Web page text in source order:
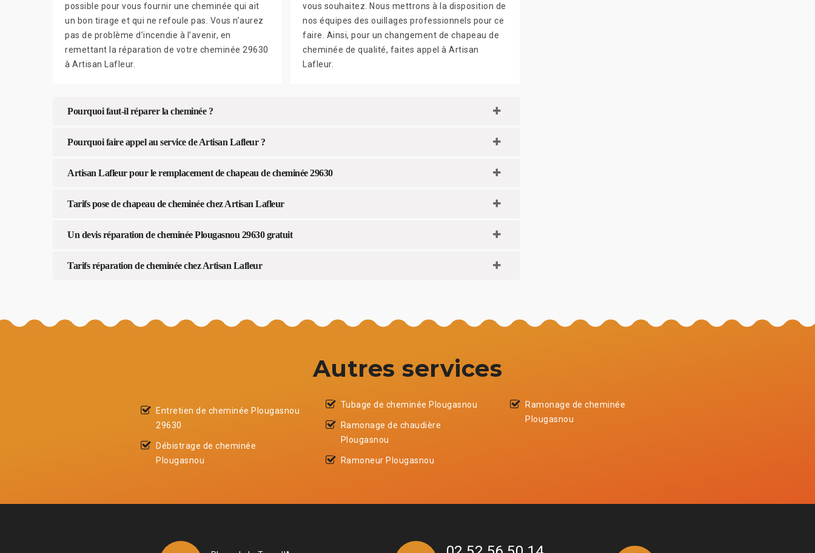
possible pour vous fournir une cheminée qui ait
un bon tirage et qui ne refoule pas. Vous n’aurez
pas de problème d’incendie à l’avenir, en
remettant la réparation de votre cheminée 29630
à Artisan Lafleur.
vous souhaitez. Nous mettrons à la disposition de
nos équipes des ouillages professionnels pour ce
faire. Ainsi, pour un changement de chapeau de
cheminée de qualité, faites appel à Artisan
Lafleur.
Pourquoi faut-il réparer la cheminée ?
Pourquoi faire appel au service de Artisan Lafleur ?
Artisan Lafleur pour le remplacement de chapeau de cheminée 29630
Tarifs pose de chapeau de cheminée chez Artisan Lafleur
Un devis réparation de cheminée Plougasnou 29630 gratuit
Tarifs réparation de cheminée chez Artisan Lafleur
Autres services
Entretien de cheminée Plougasnou
29630
Débistrage de cheminée
Plougasnou
Tubage de cheminée Plougasnou
Ramonage de chaudière
Plougasnou
Ramoneur Plougasnou
Ramonage de cheminée
Plougasnou